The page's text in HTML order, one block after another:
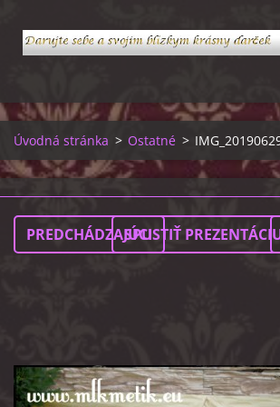
Úvodná stránka > Ostatné >
PREDCHÁDZAJÚCISPUSTIŤ